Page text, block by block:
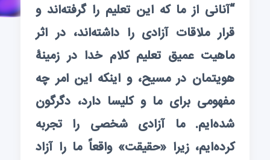
“آنانی از ما که این تعلیم را گرفته‌اند و
قرار ملاقات آزادی را داشته‌اند، در اثر
ماهیت عمیق تعلیم کلام خدا در زمینۀ
هویتمان در مسیح، و اینکه این امر چه
مفهومی برای ما و کلیسا دارد، دگرگون
شده‌ایم. ما آزادی شخصی را تجربه
کرده‌ایم، زیرا «حقیقت» واقعاً ما را آزاد